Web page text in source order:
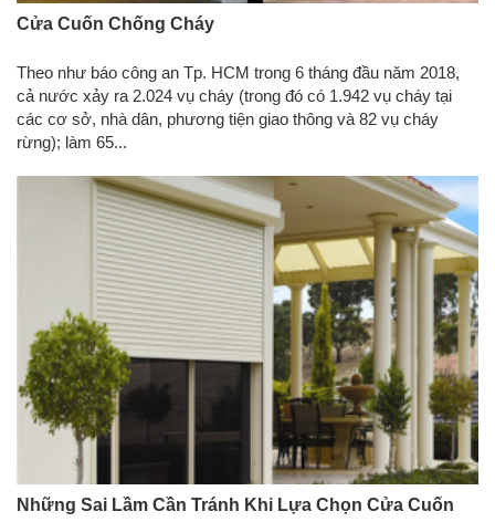
Cửa Cuốn Chống Cháy
Theo như báo công an Tp. HCM trong 6 tháng đầu năm 2018,
cả nước xảy ra 2.024 vụ cháy (trong đó có 1.942 vụ cháy tại
các cơ sở, nhà dân, phương tiện giao thông và 82 vụ cháy
rừng); làm 65...
Những Sai Lầm Cần Tránh Khi Lựa Chọn Cửa Cuốn